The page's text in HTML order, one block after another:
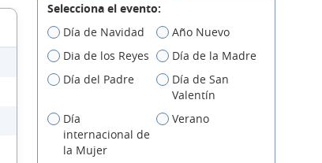
Selecciona el evento:
Día de Navidad
Año Nuevo
Dia de los Reyes
Día de la Madre
Día del Padre
Día de San
Valentín
Día
internacional de
la Mujer
Verano